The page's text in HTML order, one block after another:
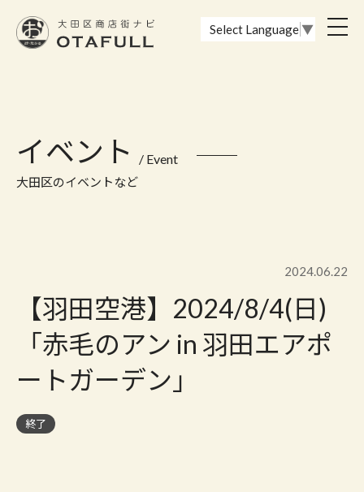
Select Language ▼
イベント / Event
大田区のイベントなど
2024.06.22
【羽田空港】2024/8/4(日)
「赤毛のアン in 羽田エアポ
ートガーデン」
終了